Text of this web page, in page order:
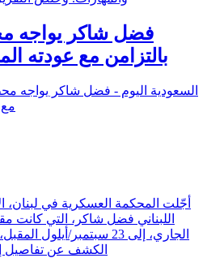
فضل شاكر يواجه
بالتزامن مع عودته
أجّلت المحكمة العسكرية في لبنان،
الجاري، إلى 23 سبتمبر/
الكشف عن تفاصيل